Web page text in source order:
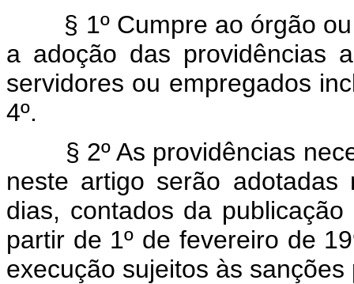
§ 1º Cumpre ao órgão ou
a adoção das providências
servidores ou empregados
4º.
§ 2º As providências
neste artigo serão
dias, contados da
partir de 1º de fevereiro de
execução sujeitos às